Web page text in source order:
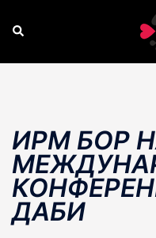
Поиск
ИРМ БОР
ДАБИ